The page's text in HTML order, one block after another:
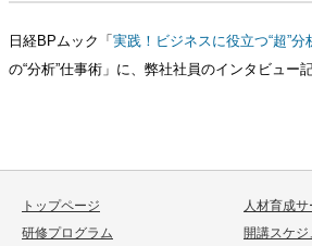
日経BPムック「 実践！ビジネスに役立つ“超”分
の“分析”仕事術」に、弊社社員のインタビュー
トップページ
人材育成サ
研修プログラム
開講スケ